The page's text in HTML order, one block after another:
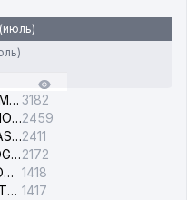
YASHNOBOD ELEKTR TARMOG'I NOSOZLIKLARI XIZMATI 3182
CHILONZOR ELEKTR TARMOG'I NOSOZLIK XIZMATI2459
O'ZBEKISTON RESPUBLIKASI BOSH PROKURATURASI ISHONCH TELEFONI2411
OLMAZOR ELEKTR TARMOG'I NOSOZLIKLARI XIZMATI2172
UCH-TEPA ELEKTR TARMOG'I NOSOZLIKLARI XIZMATI 1418
TOSHKENT SHAHAR ELEKTR TARMOQLARI KORXONASI AJ 1417